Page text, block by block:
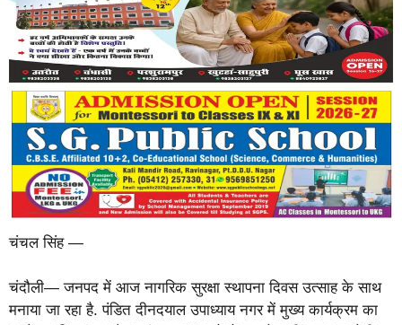
चंचल सिंह —
चंदौली— जनपद में आज नागरिक सुरक्षा स्थापना दिवस उत्साह के साथ
मनाया जा रहा है. पंडित दीनदयाल उपाध्याय नगर में मुख्य कार्यक्रम का